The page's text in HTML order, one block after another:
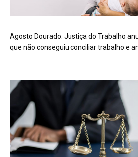
Agosto Dourado: Justiça do Trabalho
que não conseguiu conciliar trabalho e